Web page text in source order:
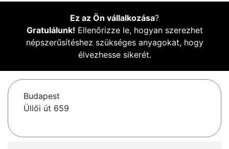
Ez az Ön vállalkozása?
Gratulálunk! Ellenőrizze le, hogyan szerezhet
népszerűsítéshez szükséges anyagokat, hogy
élvezhesse sikerét.
Budapest
Üllői út 659